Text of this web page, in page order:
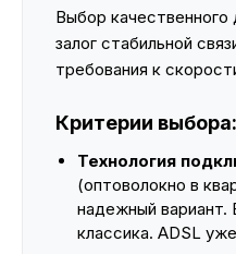
Выбор
залог стабильной
требования к
Критерии выбора:
Технология
(оптоволокно в
надежный
классика. ADSL